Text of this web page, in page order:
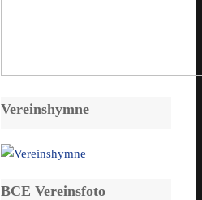
Vereinshymne
BCE Vereinsfoto